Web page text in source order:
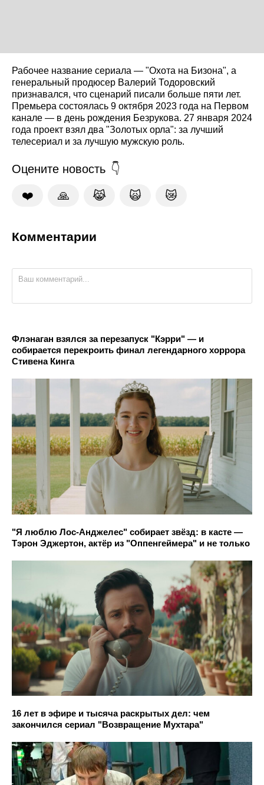
Рабочее название сериала — "Охота на Бизона", а
генеральный продюсер Валерий Тодоровский
признавался, что сценарий писали больше пяти лет.
Премьера состоялась 9 октября 2023 года на Первом
канале — в день рождения Безрукова. 27 января 2024
года проект взял два "Золотых орла": за лучший
телесериал и за лучшую мужскую роль.
Оцените новость
❤️ 🙏 😹 🙀 😿
Комментарии
Флэнаган взялся за перезапуск "Кэрри" — и
собирается перекроить финал легендарного хоррора
Стивена Кинга
"Я люблю Лос-Анджелес" собирает звёзд: в касте —
Тэрон Эджертон, актёр из "Оппенгеймера" и не только
16 лет в эфире и тысяча раскрытых дел: чем
закончился сериал "Возвращение Мухтара"